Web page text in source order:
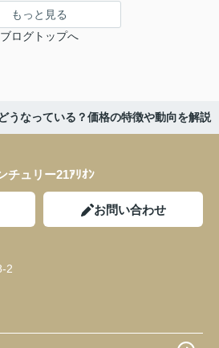
もっと見る
ブログトップへ
うなっている？価格の特徴や動向を解説
チュリー21ｱﾘｵﾝ
お問い合わせ
2